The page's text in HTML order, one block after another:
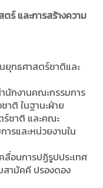
ร์ และการสร้างความ
ยุทธศาสตร์ชาติและ
นักงานคณะกรรมการ
ติ ในฐานะฝ่าย
ร์ชาติ และคณะ
ารและหน่วยงานใน
ลื่อนการปฏิรูปประเทศ
สามัคคี ปรองดอง